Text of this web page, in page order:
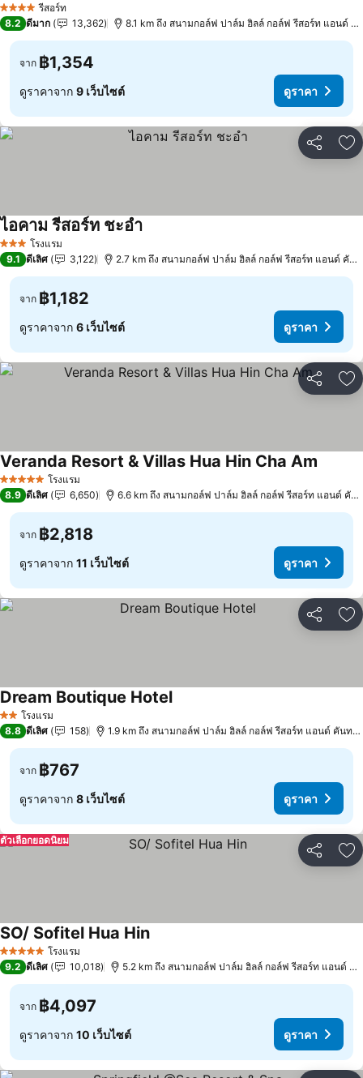
4 ดาว รีสอร์ท
8.2 ดีมาก 13,362 8.1 km ถึง สนามกอล์ฟ ปาล์ม ฮิลล์ กอล์ฟ รีสอร์ท แอนด์ คั
จาก ฿1,354
ดูราคาจาก 9 เว็บไซต์ ดูราคา
แชร์ เ
3 ดาว โรงแรม
ไอคาม รีสอร์ท ชะอำดูราคา
9.1 ดีเลิศ 3,122 2.7 km ถึง สนามกอล์ฟ ปาล์ม ฮิลล์ กอล์ฟ รีสอร์ท แอนด์ คัน
จาก ฿1,182
ดูราคาจาก 6 เว็บไซต์ ดูราคา
แชร์ เ
5 ดาว โรงแรม
Veranda Resort & Villas Hua Hin Cha Am
8.9 ดีเลิศ 6,650 6.6 km ถึง สนามกอล์ฟ ปาล์ม ฮิลล์ กอล์ฟ รีสอร์ท แอนด์ คัน
จาก ฿2,818
ดูราคาจาก 11 เว็บไซต์ ดูราคา
แชร์ เ
2 ดาวโรงแรม
Dream Boutique Hotelดูราคา
8.8 ดีเลิศ 158 1.9 km ถึง สนามกอล์ฟ ปาล์ม ฮิลล์ กอล์ฟ รีสอร์ท แอนด์ คันทรี
จาก ฿767
ดูราคาจาก 8 เว็บไซต์ ดูราคา
แชร์ เ
ตัวเลือกยอดนิยม
5 ดาว โรงแรม
SO/ Sofitel Hua Hinดูราคา
9.2 ดีเลิศ 10,018 5.2 km ถึง สนามกอล์ฟ ปาล์ม ฮิลล์ กอล์ฟ รีสอร์ท แอนด์ คั
จาก ฿4,097
ดูราคาจาก 10 เว็บไซต์ ดูราคา